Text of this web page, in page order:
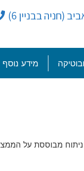
מידע נוסף
מבוססת על